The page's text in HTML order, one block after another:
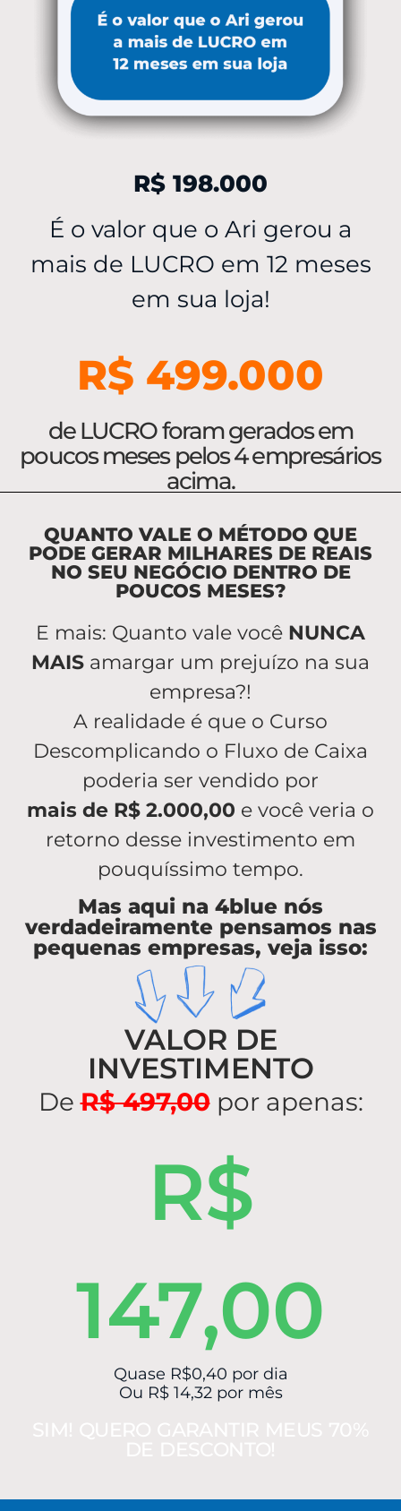
R$ 198.000
É o valor que o Ari gerou a
mais de LUCRO em 12 meses
em sua loja!
R$ 499.000
de LUCRO foram gerados em
poucos meses pelos 4 empresários
acima.
QUANTO VALE O MÉTODO QUE
PODE GERAR MILHARES DE REAIS
NO SEU NEGÓCIO DENTRO DE
POUCOS MESES?
E mais: Quanto vale você NUNCA
MAIS amargar um prejuízo na sua
empresa?!
A realidade é que o Curso
Descomplicando o Fluxo de Caixa
poderia ser vendido por
mais de R$ 2.000,00 e você veria o
retorno desse investimento em
pouquíssimo tempo.
Mas aqui na 4blue nós
verdadeiramente pensamos nas
pequenas empresas, veja isso:
VALOR DE
INVESTIMENTO
De R$ 497,00 por apenas:
R$
147,00
Quase R$0,40 por dia
Ou R$ 14,32 por mês